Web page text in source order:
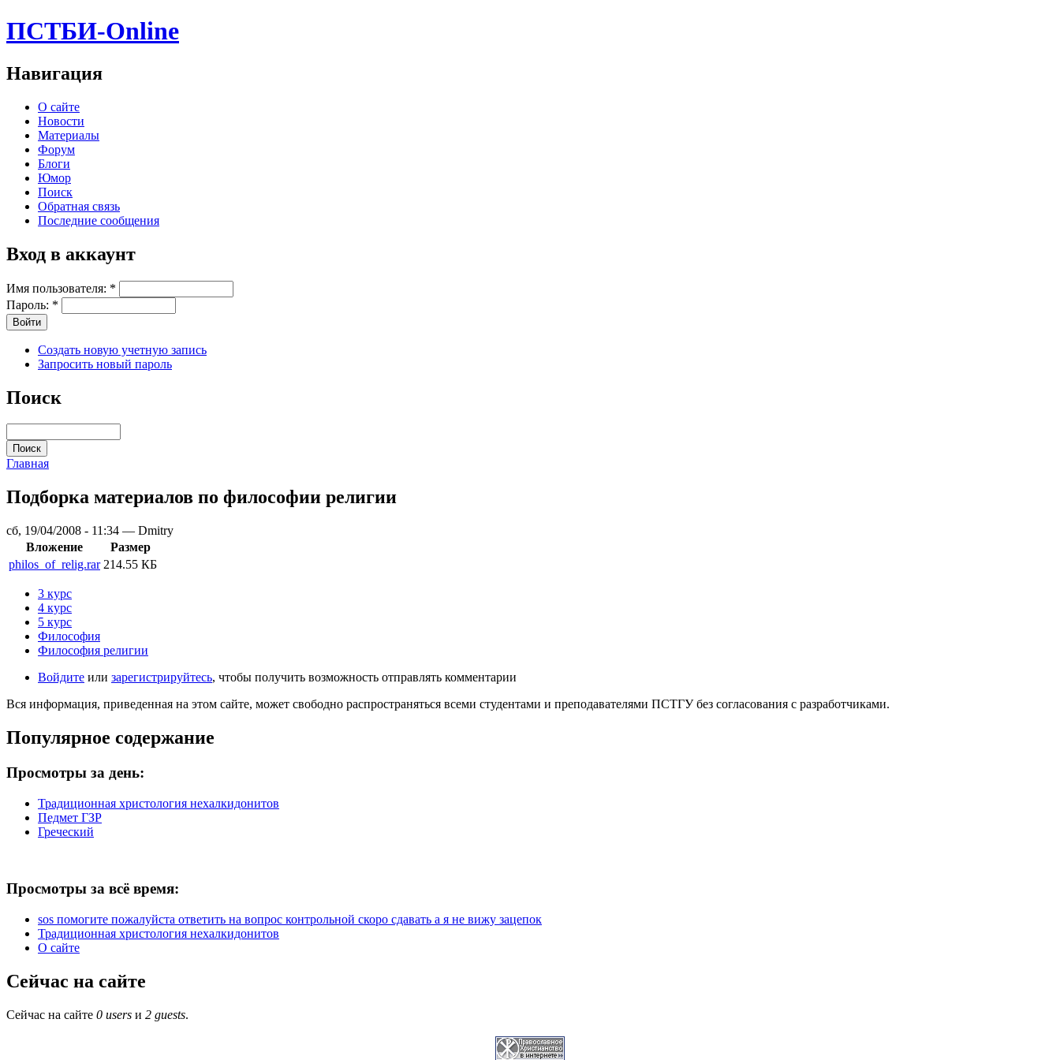
ПСТБИ-Online
Навигация
О сайте
Новости
Материалы
Форум
Блоги
Юмор
Поиск
Обратная связь
Последние сообщения
Вход в аккаунт
Имя пользователя: *
Пароль: *
Создать новую учетную запись
Запросить новый пароль
Поиск
Главная
Подборка материалов по философии религии
сб, 19/04/2008 - 11:34 — Dmitry
Вложение
Размер
philos_of_relig.rar 214.55 КБ
3 курс
4 курс
5 курс
Философия
Философия религии
Войдите или зарегистрируйтесь, чтобы получить возможность отправлять комментарии
Вся информация, приведенная на этом сайте, может свободно распространяться всеми студентами и преподавателями ПСТГУ без согласования с разработчиками.
Популярное содержание
Просмотры за день:
Традиционная христология нехалкидонитов
Педмет ГЗР
Греческий
Просмотры за всё время:
sos помогите пожалуйста ответить на вопрос контрольной скоро сдавать а я не вижу зацепок
Традиционная христология нехалкидонитов
О сайте
Сейчас на сайте
Сейчас на сайте 0 users и 2 guests.